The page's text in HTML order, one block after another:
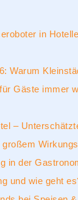
in
Warum
Gäste immer
–
in der
und wie geht